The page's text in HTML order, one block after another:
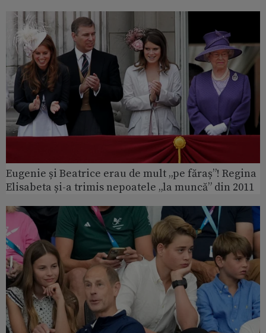
Eugenie și Beatrice erau de mult „pe făraș”! Regina
Elisabeta și-a trimis nepoatele „la muncă” din 2011